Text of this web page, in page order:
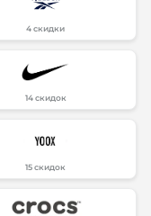
4 скидки
14 скидок
15 скидок